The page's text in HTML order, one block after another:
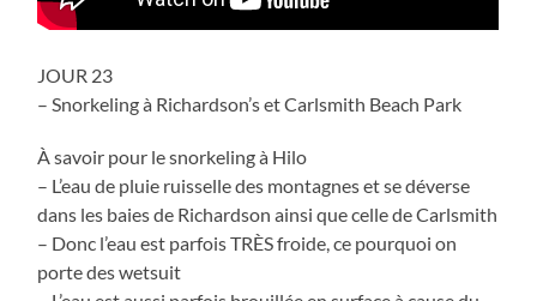
JOUR 23
– Snorkeling à Richardson’s et Carlsmith Beach Park
À savoir pour le snorkeling à Hilo
– L’eau de pluie ruisselle des montagnes et se déverse
dans les baies de Richardson ainsi que celle de Carlsmith
– Donc l’eau est parfois TRÈS froide, ce pourquoi on
porte des wetsuit